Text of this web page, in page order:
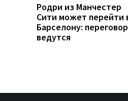
Родри из Манчестер
Сити может перейти
Барселону:
ведутся